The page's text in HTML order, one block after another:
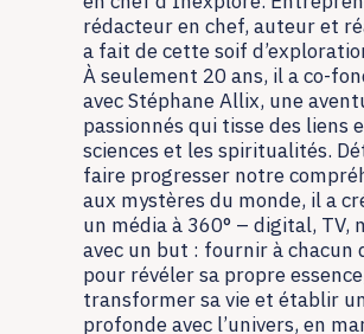
rédacteur en chef, auteur et
a fait de cette soif
À seulement 20 ans, il a co-
avec Stéphane Allix, une
passionnés qui tisse des liens
sciences et les spiritualités.
faire progresser notre
aux mystères du monde, il a
un média à 360° – digital, TV,
avec un but : fournir à chacun
pour révéler sa propre
transformer sa vie et établir
profonde avec l’univers, en